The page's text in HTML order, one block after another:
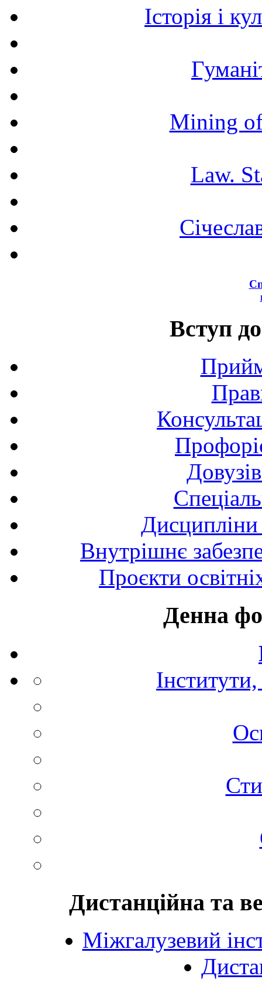
Історія і
Mining
Law.
Вступ
Внутрішнє
Проєкти
Денна
Дистанційна та
Міжгалузевий